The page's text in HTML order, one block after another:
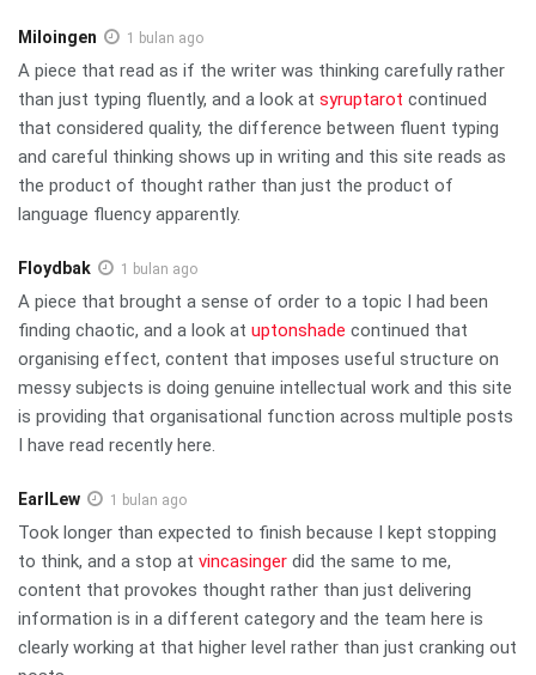
Miloingen 1 bulan ago
A piece that read as if the writer was thinking carefully rather
than just typing fluently, and a look at syruptarot continued
that considered quality, the difference between fluent typing
and careful thinking shows up in writing and this site reads as
the product of thought rather than just the product of
language fluency apparently.
Floydbak 1 bulan ago
A piece that brought a sense of order to a topic I had been
finding chaotic, and a look at uptonshade continued that
organising effect, content that imposes useful structure on
messy subjects is doing genuine intellectual work and this site
is providing that organisational function across multiple posts
I have read recently here.
EarlLew 1 bulan ago
Took longer than expected to finish because I kept stopping
to think, and a stop at vincasinger did the same to me,
content that provokes thought rather than just delivering
information is in a different category and the team here is
clearly working at that higher level rather than just cranking out